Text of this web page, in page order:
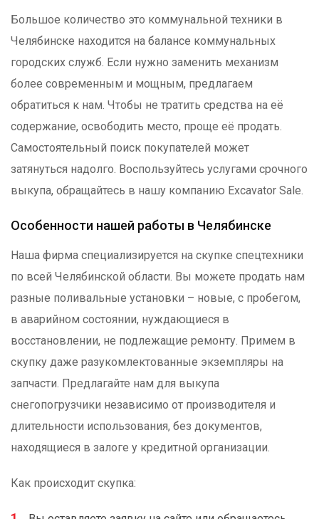
Большое количество это коммунальной техники в
Челябинске находится на балансе коммунальных
городских служб. Если нужно заменить механизм
более современным и мощным, предлагаем
обратиться к нам. Чтобы не тратить средства на её
содержание, освободить место, проще её продать.
Самостоятельный поиск покупателей может
затянуться надолго. Воспользуйтесь услугами срочного
выкупа, обращайтесь в нашу компанию Excavator Sale.
Особенности нашей работы в Челябинске
Наша фирма специализируется на скупке спецтехники
по всей Челябинской области. Вы можете продать нам
разные поливальные установки – новые, с пробегом,
в аварийном состоянии, нуждающиеся в
восстановлении, не подлежащие ремонту. Примем в
скупку даже разукомлектованные экземпляры на
запчасти. Предлагайте нам для выкупа
снегопогрузчики независимо от производителя и
длительности использования, без документов,
находящиеся в залоге у кредитной организации.
Как происходит скупка: